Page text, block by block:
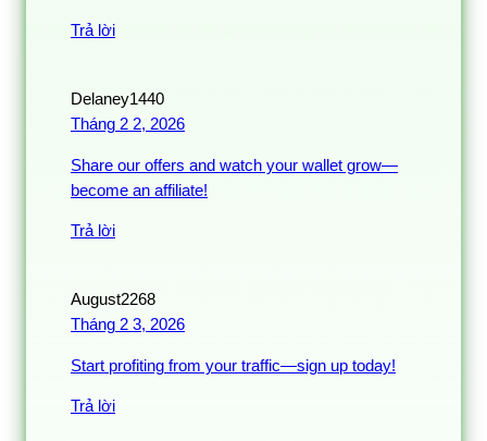
Trả lời
Delaney1440
Tháng 2 2, 2026
Share our offers and watch your wallet grow—
become an affiliate!
Trả lời
August2268
Tháng 2 3, 2026
Start profiting from your traffic—sign up today!
Trả lời